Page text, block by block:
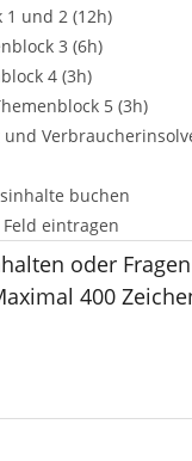
und 2 (12h)
3 (6h)
4 (3h)
5 (3h)
buchen
eintragen